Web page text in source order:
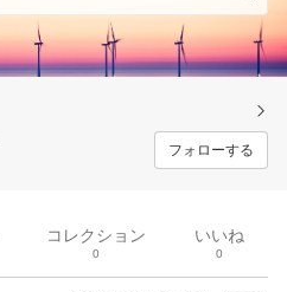
フォローする
コレクション
0
いいね
0